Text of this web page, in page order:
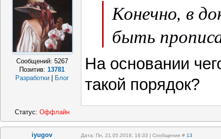
Сообщений: 5267
Позитив:13781
Разработки
Блог
Конечно, в
быть
На основании
такой порядок?
Статус: Оффлайн
iyugov Дата: Пн, 21.05.2018, 16:33 | Сообщение # 13